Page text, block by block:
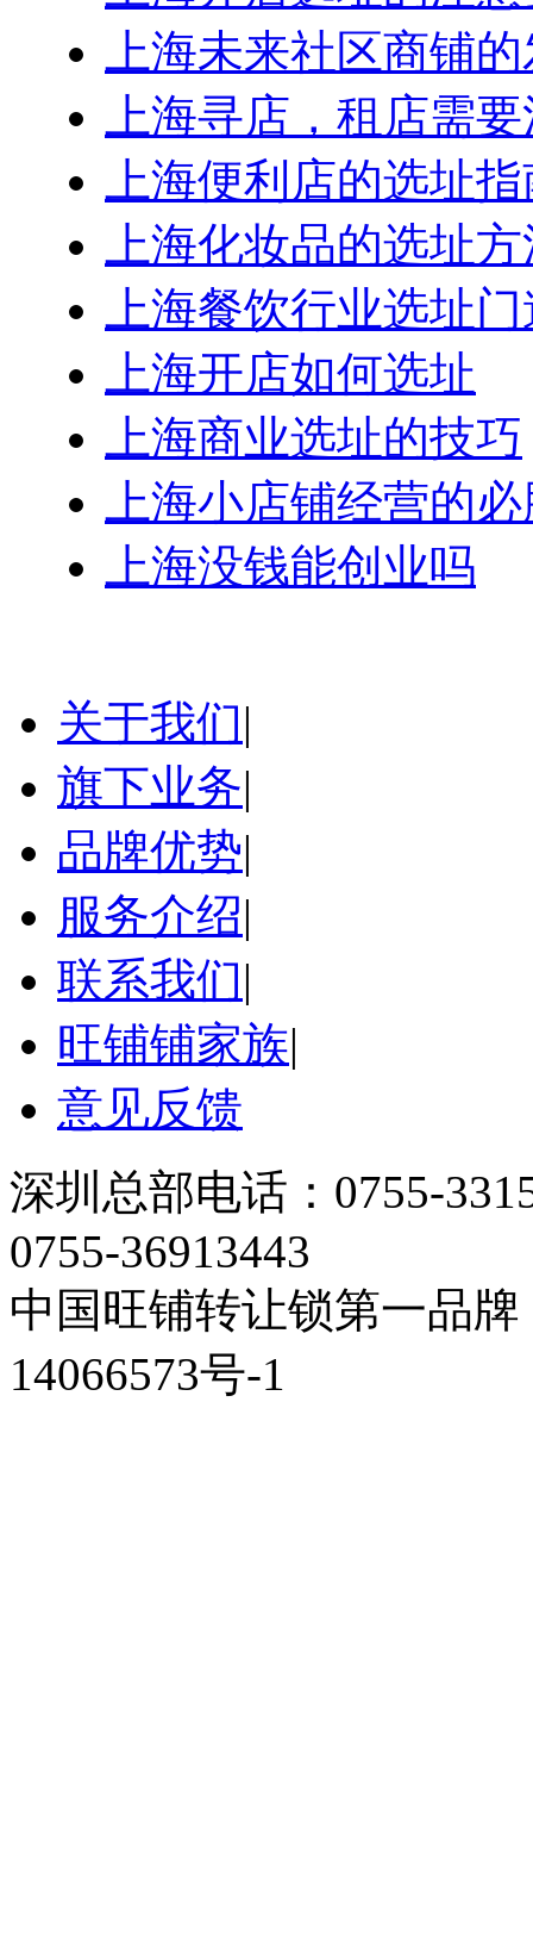
上海未来社区商铺
上海寻店，租店需
上海便利店的选址
上海化妆品的选址
上海餐饮行业选址
上海开店如何选址
上海商业选址的技巧
上海小店铺经营的
上海没钱能创业吗
关于我们|
旗下业务|
品牌优势|
服务介绍|
联系我们|
旺铺铺家族|
意见反馈
深圳总部电话：0755-
0755-36913443
中国旺铺转让锁第一品
14066573号-1